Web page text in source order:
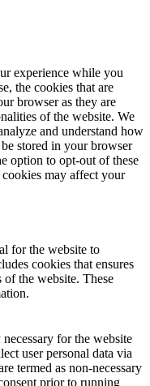
experience while you
the cookies that are
browser as they are
of the website. We
and understand how
stored in your browser
option to opt-out of these
may affect your
for the website to
cookies that ensures
of the website. These
for the website
user personal data via
termed as non-necessary
prior to running